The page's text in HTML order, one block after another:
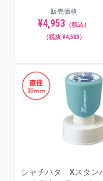
販売価格
¥4,953 （税込）
（税抜 ¥4,503）
シャチハタ Xスタン